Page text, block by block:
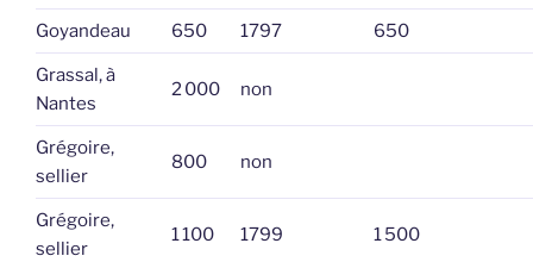
Goyandeau 650 1797 650
Grassal, à
Nantes
2 000 non
Grégoire,
sellier
800 non
Grégoire,
sellier
1 100 1799 1 500